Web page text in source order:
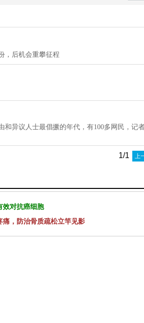
，后机会重攀征程
异议人士最倡撅的年代，有100多网民，记
1/1 上
效对抗癌细胞
，防治骨质疏松立竿见影